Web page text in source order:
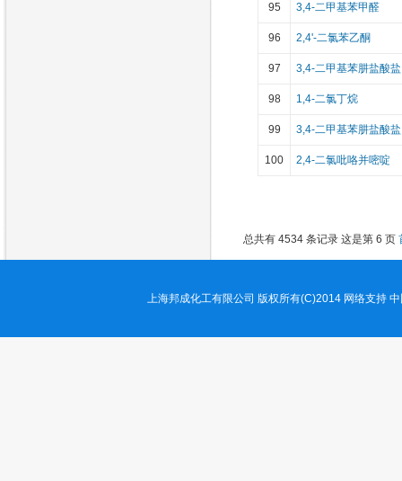
95 3,4-二甲基苯甲醛
96 2,4'-二氯苯乙酮
97 3,4-二甲基苯肼盐酸盐
98 1,4-二氯丁烷
99 3,4-二甲基苯肼盐酸盐
100 2,4-二氯吡咯并嘧啶
总共有 4534 条记录 这是第 6 页
上海邦成化工有限公司 版权所有(C)2014 网络支持 中